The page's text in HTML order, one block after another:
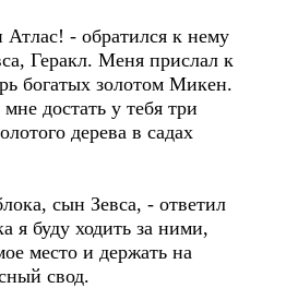
- обратился к нему
Геракл. Меня прислал к
богатых золотом Микен.
достать у тебя три
дерева в садах
сын Зевса, - ответил
я буду ходить за ними,
место и держать на
свод.